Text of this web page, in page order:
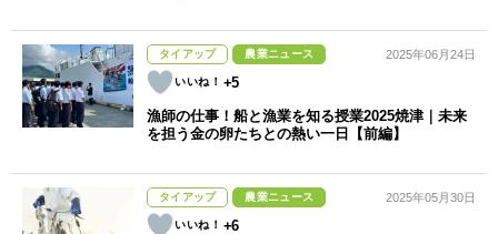
タイアップ 農業ニュース
+5
2025年06月24日
漁師の仕事！船と漁業を知る授業2025焼津｜未来
を担う金の卵たちとの熱い一日【前編】
タイアップ 農業ニュース
+6
2025年05月30日